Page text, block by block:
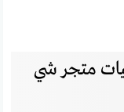
متجر شي